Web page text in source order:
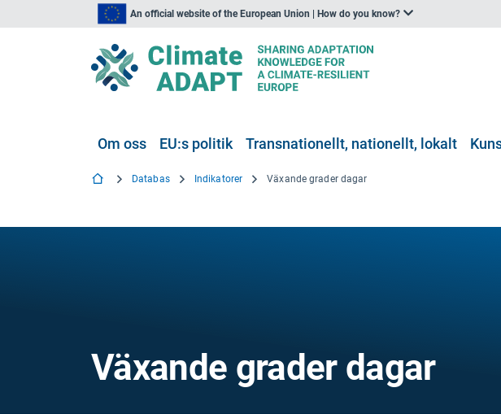
An official website of the European Union | How do you know?
Om oss EU:s politik Transnationellt, nationellt, lokalt
Databas Indikatorer Växande grader dagar
Växande grader dagar